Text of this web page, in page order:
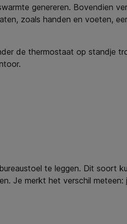
genereren. Bovendien
zoals handen en voeten,
de thermostaat op standje
te leggen. Dit soort
Je merkt het verschil